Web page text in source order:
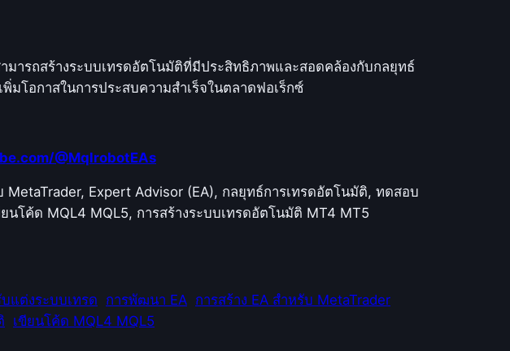
ารถสร้างระบบเทรดอัตโนมัติที่มีประสิทธิภาพและสอดคล้องกับกลยุทธ์
มโอกาสในการประสบความสำเร็จในตลาดฟอเร็กซ์
@MqlrobotEAs
Expert Advisor (EA), กลยุทธ์การเทรดอัตโนมัติ, ทดสอบ
โค้ด MQL4 MQL5, การสร้างระบบเทรดอัตโนมัติ MT4 MT5
แต่งระบบเทรด การพัฒนา EA การสร้าง EA สำหรับ MetaTrader
เขียนโค้ด MQL4 MQL5